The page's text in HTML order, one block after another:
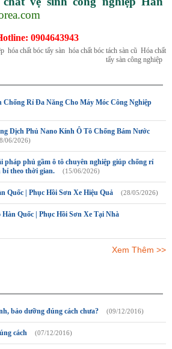
0904643943
hóa chất bóc tẩy sàn hóa chất bóc tách sàn cũ Hóa chất
tẩy sàn công nghiệp
Chống Rỉ Đa Năng Cho Máy Móc Công Nghiệp
Dịch Phủ Nano Kính Ô Tô Chống Bám Nước
06/2026)
pháp phủ gầm ô tô chuyên nghiệp giúp chống rỉ
bỉ theo thời gian.
(15/06/2026)
Quốc | Phục Hồi Sơn Xe Hiệu Quả (28/05/2026)
Quốc | Phục Hồi Sơn Xe Tại Nhà
Xem Thêm >>
bảo dưỡng đúng cách chưa? (09/12/2016)
cách (07/12/2016)